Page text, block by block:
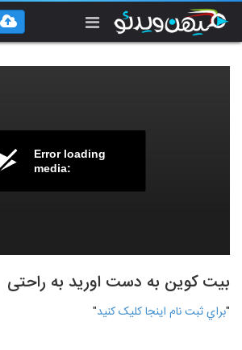
Error loading
media:
بیت کوین به دست اورید به راحتی
"براي ثبت نام اينجا کليک کنيد"